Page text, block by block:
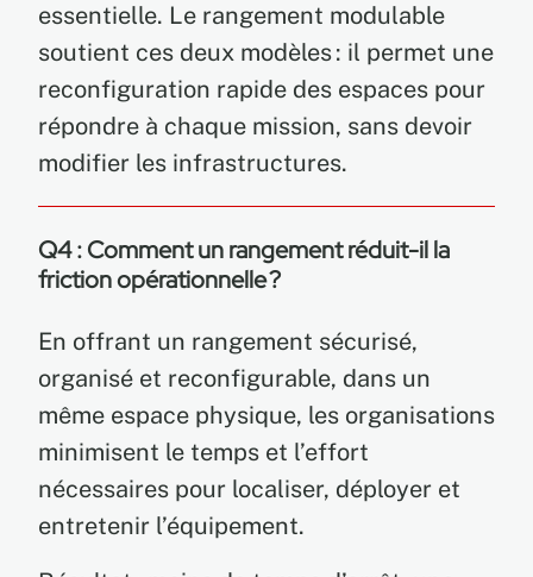
essentielle. Le rangement modulable
soutient ces deux modèles : il permet une
reconfiguration rapide des espaces pour
répondre à chaque mission, sans devoir
modifier les infrastructures.
Q4 : Comment un rangement réduit-il la
friction opérationnelle ?
En offrant un rangement sécurisé,
organisé et reconfigurable, dans un
même espace physique, les organisations
minimisent le temps et l’effort
nécessaires pour localiser, déployer et
entretenir l’équipement.